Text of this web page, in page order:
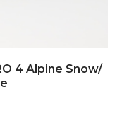
4 Alpine Snow/